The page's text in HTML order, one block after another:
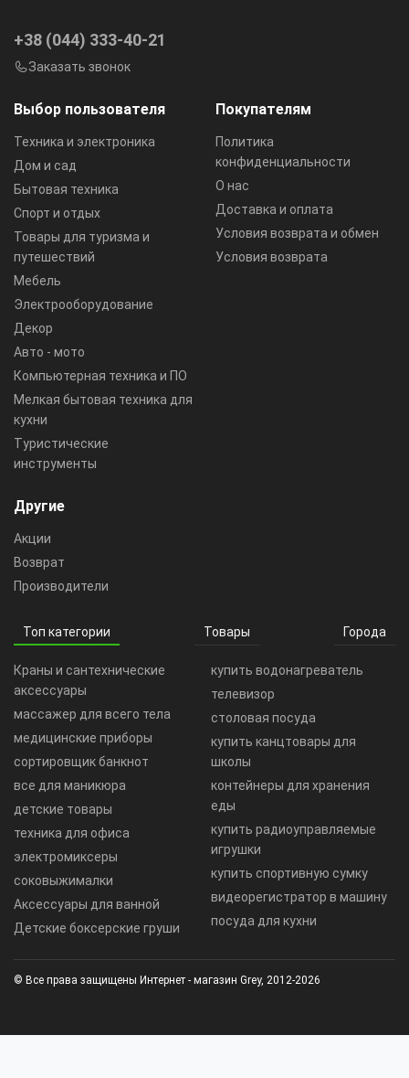
Выбор пользователя
Техника и электроника
Дом и сад
Бытовая техника
Спорт и отдых
Товары для туризма и
путешествий
Мебель
Электрооборудование
Декор
Авто - мото
Компьютерная техника и ПО
Мелкая бытовая техника для
кухни
Туристические
инструменты
Покупателям
Политика
конфиденциальности
О нас
Доставка и оплата
Условия возврата и обмен
Условия возврата
Другие
Акции
Возврат
Производители
+38 (044) 333-40-21
Заказать звонок
Топ категории Товары Города
Краны и сантехнические
аксессуары
массажер для всего тела
медицинские приборы
сортировщик банкнот
все для маникюра
детские товары
техника для офиса
электромиксеры
соковыжималки
Аксессуары для ванной
Детские боксерские груши
купить водонагреватель
телевизор
столовая посуда
купить канцтовары для
школы
контейнеры для хранения
еды
купить радиоуправляемые
игрушки
купить спортивную сумку
видеорегистратор в машину
посуда для кухни
© Все права защищены Интернет - магазин Grey, 2012-2026